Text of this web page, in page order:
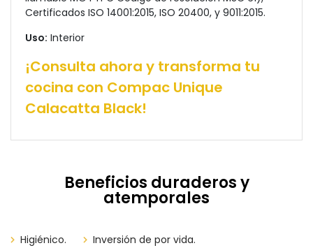
Certificados ISO 14001:2015, ISO 20400, y 9011:2015.
Uso: Interior
¡Consulta ahora y transforma tu
cocina con Compac Unique
Calacatta Black!
Beneficios duraderos y
atemporales
Higiénico.
Inversión de por vida.